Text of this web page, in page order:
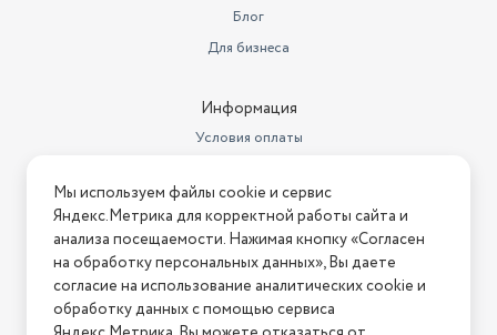
Блог
Для бизнеса
Информация
Условия оплаты
Условия возврата
Нашли ошибку на сайте? Напишите нам
2026 © Интернет-магазин "АстМаркет". У нас есть всё!
Мы используем файлы cookie и сервис
Яндекс.Метрика для корректной работы сайта и
анализа посещаемости. Нажимая кнопку «Согласен
на обработку персональных данных», Вы даете
согласие на использование аналитических cookie и
обработку данных с помощью сервиса